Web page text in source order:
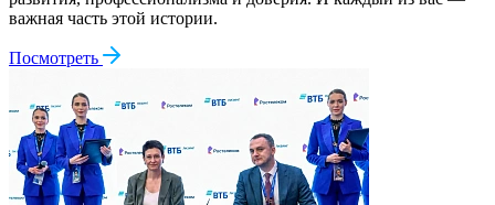
важная часть этой истории.
Посмотреть